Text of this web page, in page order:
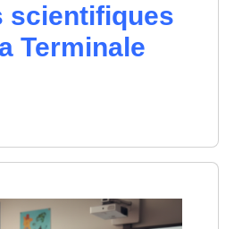
scientifiques
Terminale